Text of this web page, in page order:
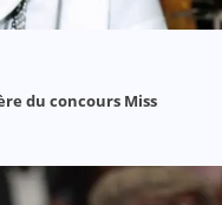
du concours Miss